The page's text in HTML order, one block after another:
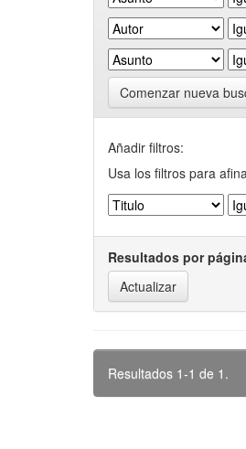
Comenzar nueva
Añadir filtros:
Usa los filtros para
Resultados por
Resultados 1-1 de 1.